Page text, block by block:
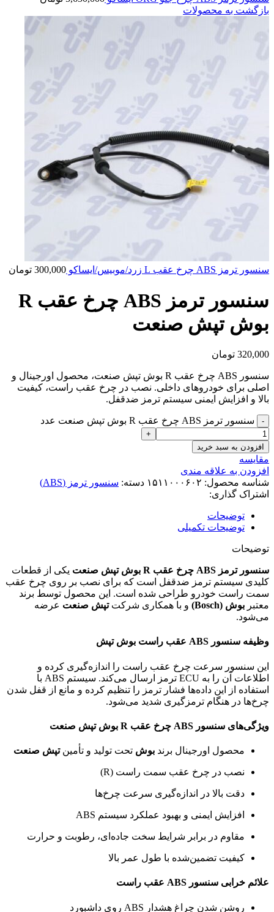
بازگشت به محصولات
سنسور ترمز ABS چرخ عقب L زرد/موبیس/ایساکو 300,000 تومان
سنسور ترمز ABS چرخ عقب R
بوش تپش صنعت
320,000 تومان
سنسور ABS چرخ عقب R بوش تپش صنعت، محصول اورجینال و
اصلی برای خودروهای داخلی. نصب در چرخ عقب راست، کیفیت
بالا و افزایش ایمنی سیستم ترمز ضدقفل.
سنسور ترمز ABS چرخ عقب R بوش تپش صنعت عدد
افزودن به سبد خرید
مقایسه
افزودن به علاقه مندی
شناسه محصول: ۱۵۱۱۰۰۰۶۰۲ دسته: سنسور ترمز (ABS)
اشتراک گذاری:
توضیحات
توضیحات تکمیلی
توضیحات
سنسور ترمز ABS چرخ عقب R بوش تپش صنعت
یکی از قطعات
کلیدی سیستم ترمز ضدقفل است که برای نصب بر روی چرخ عقب
سمت راست خودرو طراحی شده است. این محصول توسط برند
معتبر بوش (Bosch) و با همکاری شرکتتپش صنعت عرضه
می‌شود.
وظیفه سنسور ABS عقب راست بوش تپش
این سنسور سرعت چرخ عقب راست را اندازه‌گیری کرده و
اطلاعات آن را به ECU ترمز ارسال می‌کند. سیستم ABS با
استفاده از این داده‌ها فشار ترمز را تنظیم کرده و مانع از قفل شدن
چرخ‌ها در هنگام ترمزگیری شدید می‌شود.
ویژگی‌های سنسور ABS چرخ عقب R بوش تپش صنعت
محصول اورجینال برند بوش تحت تولید و تأمینتپش صنعت
نصب در چرخ عقب سمت راست (R)
دقت بالا در اندازه‌گیری سرعت چرخ‌ها
افزایش ایمنی و بهبود عملکرد سیستم ABS
مقاوم در برابر شرایط سخت جاده‌ای، رطوبت و حرارت
کیفیت تضمین‌شده با طول عمر بالا
علائم خرابی سنسور ABS عقب راست
روشن شدن چراغ هشدار ABS روی داشبورد